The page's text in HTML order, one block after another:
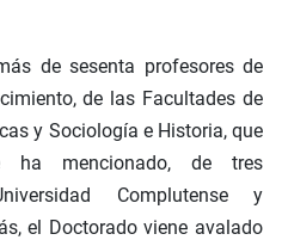
de sesenta profesores de
de las Facultades de
y Sociología e Historia, que
ha mencionado, de tres
Complutense y
el Doctorado viene avalado